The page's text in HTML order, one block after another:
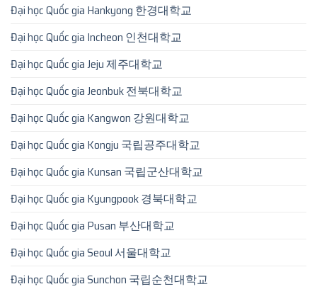
Đại học Quốc gia Hankyong 한경대학교
Đại học Quốc gia Incheon 인천대학교
Đại học Quốc gia Jeju 제주대학교
Đại học Quốc gia Jeonbuk 전북대학교
Đại học Quốc gia Kangwon 강원대학교
Đại học Quốc gia Kongju 국립공주대학교
Đại học Quốc gia Kunsan 국립군산대학교
Đại học Quốc gia Kyungpook 경북대학교
Đại học Quốc gia Pusan 부산대학교
Đại học Quốc gia Seoul 서울대학교
Đại học Quốc gia Sunchon 국립순천대학교